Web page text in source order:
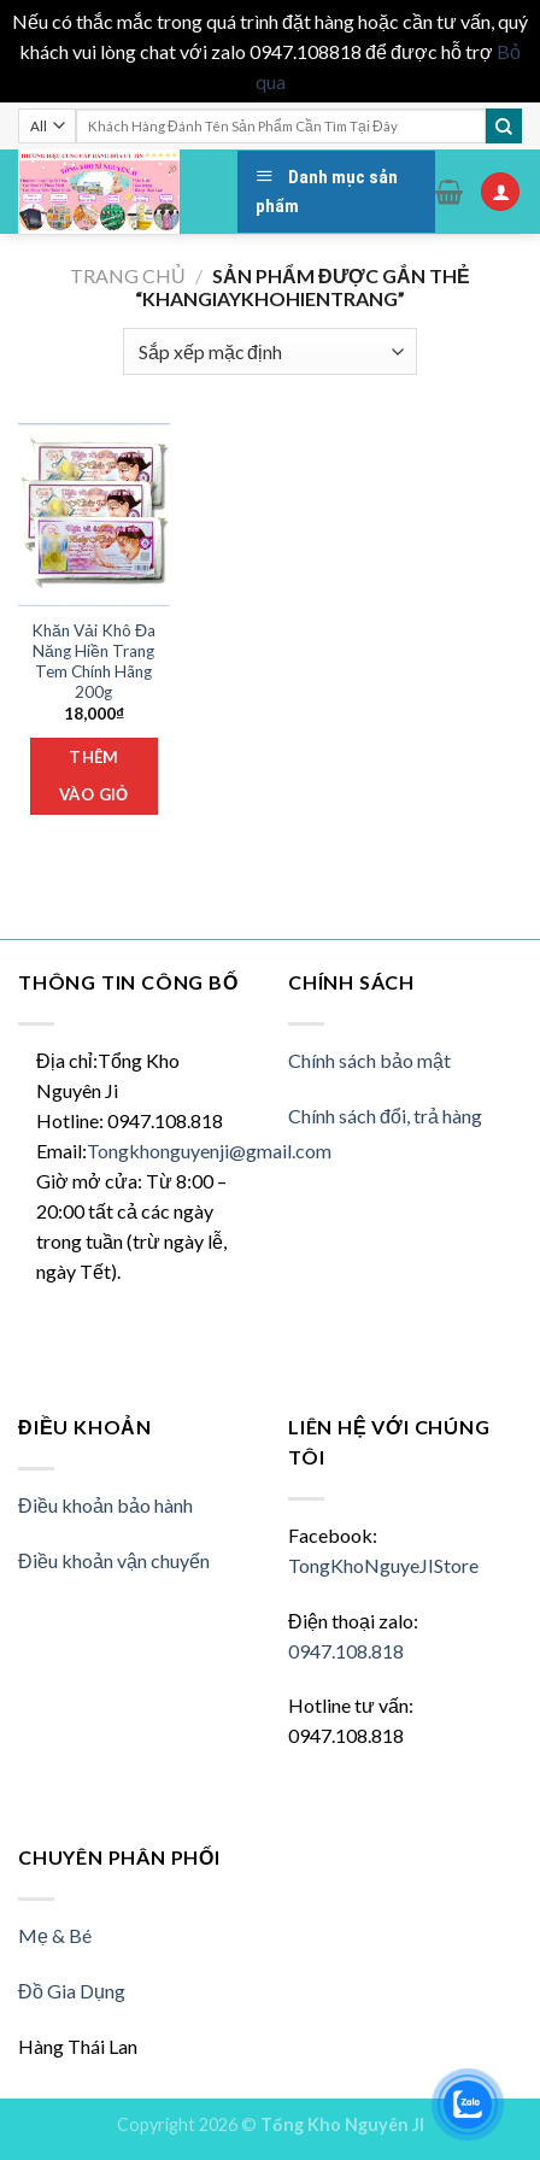
Nếu có thắc mắc trong quá trình đặt hàng hoặc cần tư vấn, quý
khách vui lòng chat với zalo 0947.108818 để được hỗ trợ Bỏ
qua
Skip
to
content
Danh mục sản
phẩm
TRANG CHỦ / SẢN PHẨM ĐƯỢC GẮN THẺ
“KHANGIAYKHOHIENTRANG”
Khăn Vải Khô Đa
Năng Hiền Trang
Tem Chính Hãng
200g
18,000₫
THÊM
VÀO GIỎ
THÔNG TIN CÔNG BỐ
Địa chỉ:Tổng Kho
Nguyên Ji
Hotline: 0947.108.818
Email:Tongkhonguyenji@gmail.com
Giờ mở cửa: Từ 8:00 –
20:00 tất cả các ngày
trong tuần (trừ ngày lễ,
ngày Tết).
CHÍNH SÁCH
Chính sách bảo mật
Chính sách đổi, trả hàng
ĐIỀU KHOẢN
Điều khoản bảo hành
Điều khoản vận chuyển
LIÊN HỆ VỚI CHÚNG
TÔI
Facebook:
TongKhoNguyeJIStore
Điện thoại zalo:
0947.108.818
Hotline tư vấn:
0947.108.818
CHUYÊN PHÂN PHỐI
Mẹ & Bé
Đồ Gia Dụng
Hàng Thái Lan
Copyright 2026 © Tổng Kho Nguyên JI